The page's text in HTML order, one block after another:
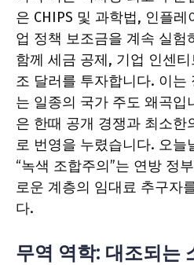
은 CHIPS 및 과학법, 인플
업 정책 보조금을 계속 실험
함께 세금 공제, 기업 인센
조 달러를 투자합니다. 이는
는 일종의 국가 주도 왜곡입
은 한때 공개 경쟁과 최소한
로 번영을 누렸습니다. 오늘
“녹색 조합주의”는 연방 정
로운 계층의 임대료 추구자
다.
무역 역학: 대조되는